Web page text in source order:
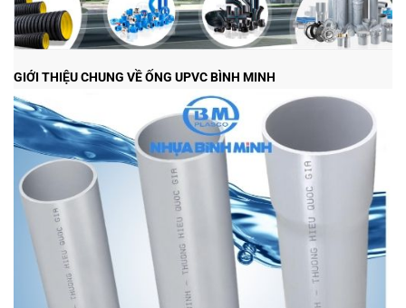
GIỚI THIỆU CHUNG VỀ ỐNG UPVC BÌNH MINH